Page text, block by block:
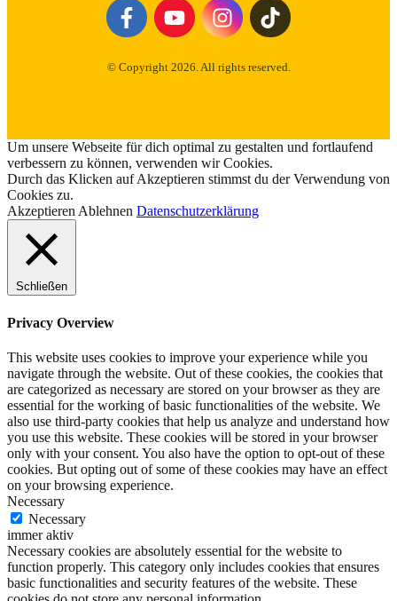
© Copyright 2026. All rights reserved.
Um unsere Webseite für dich optimal zu gestalten und fortlaufend
verbessern zu können, verwenden wir Cookies.
Durch das Klicken auf Akzeptieren stimmst du der Verwendung von
Cookies zu.
AkzeptierenAblehnen Datenschutzerklärung
Schließen
Privacy Overview
This website uses cookies to improve your experience while you
navigate through the website. Out of these cookies, the cookies that
are categorized as necessary are stored on your browser as they are
essential for the working of basic functionalities of the website. We
also use third-party cookies that help us analyze and understand how
you use this website. These cookies will be stored in your browser
only with your consent. You also have the option to opt-out of these
cookies. But opting out of some of these cookies may have an effect
on your browsing experience.
Necessary
Necessary
immer aktiv
Necessary cookies are absolutely essential for the website to
function properly. This category only includes cookies that ensures
basic functionalities and security features of the website. These